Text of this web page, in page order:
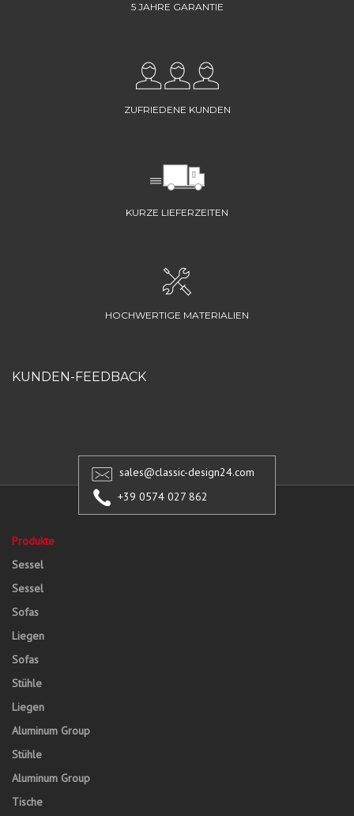
5 JAHRE GARANTIE
ZUFRIEDENE KUNDEN
KURZE LIEFERZEITEN
HOCHWERTIGE MATERIALIEN
KUNDEN-FEEDBACK
sales@classic-design24.com
+39 0574 027 862
Produkte
Sessel
Sessel
Sofas
Liegen
Sofas
Stühle
Liegen
Aluminum Group
Stühle
Aluminum Group
Tische